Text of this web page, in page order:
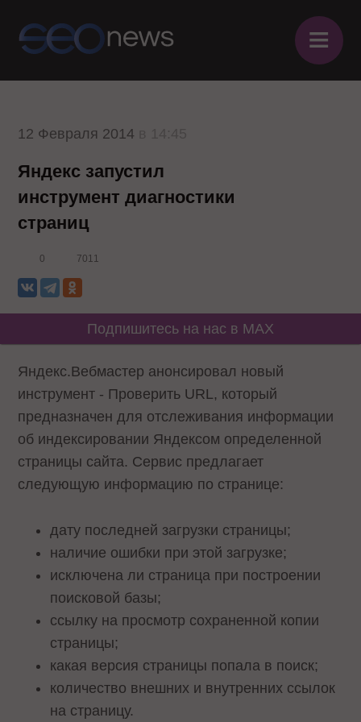
≡
12 Февраля 2014
Яндекс запустил
инструмент диагностики
страниц
0 7011
Подпишитесь на нас в MAX
Яндекс.Вебмастер анонсировал новый
инструмент - Проверить URL, который
предназначен для отслеживания информации
об индексировании Яндексом определенной
страницы сайта. Сервис предлагает
следующую информацию по странице:
дату последней загрузки страницы;
наличие ошибки при этой загрузке;
исключена ли страница при построении
поисковой базы;
ссылку на просмотр сохраненной копии
страницы;
какая версия страницы попала в поиск;
количество внешних и внутренних ссылок
на страницу.